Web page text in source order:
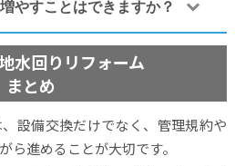
やすことはできますか？
水回りリフォーム
まとめ
設備交換だけでなく、管理規約や
ら進めることが大切です。